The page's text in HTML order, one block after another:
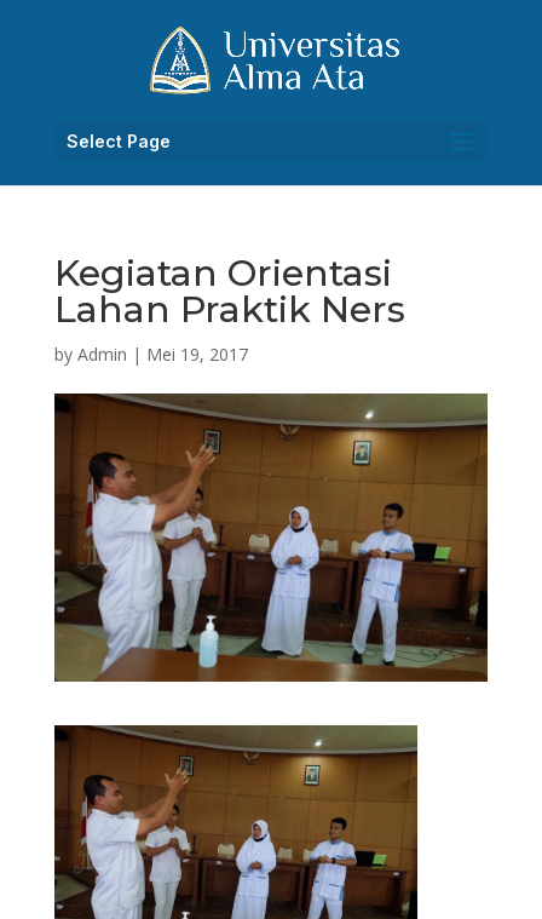
Select Page
Kegiatan Orientasi
Lahan Praktik Ners
by Admin | Mei 19, 2017